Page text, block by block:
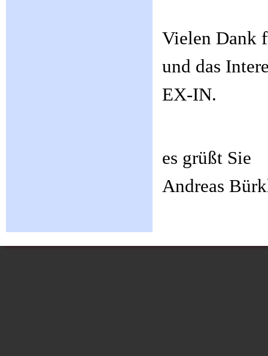
Vielen Dank
und das
EX-IN.
es grüßt Sie
Andreas